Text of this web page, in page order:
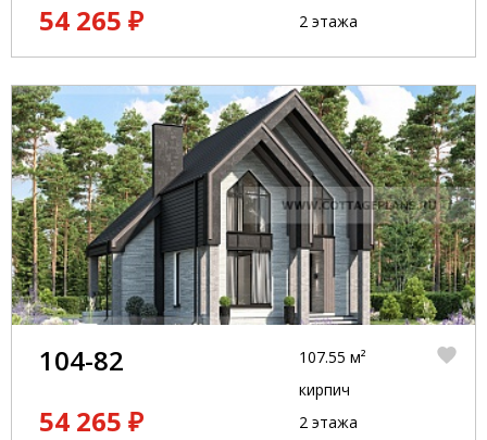
54 265 ₽
2 этажа
104-82
54 265 ₽
107.55 м²
кирпич
2 этажа